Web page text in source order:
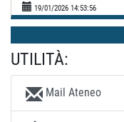
19/01/2026 14:53:56
UTILITÀ:
Mail Ateneo